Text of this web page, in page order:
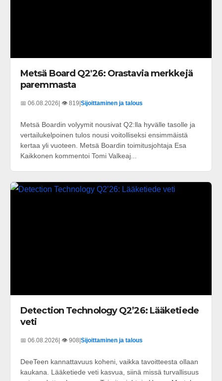
Metsä Board Q2'26: Orastavia merkkejä
paremmasta
📅 06.08.2026| 👁️ 819|Sijoittaminen ja talous
Metsä Boardin volyymit nousivat Q2:lla hyvälle tasolle ja
vertailukelpoinen tulos nousi voitolliseksi ensimmäistä
kertaa yli vuoteen. Metsä Boardin toimitusjohtaja Esa
Kaikkonen kommentoi Tomi Valkeaj...
Detection Technology Q2’26: Lääketiede
veti
📅 06.08.2026 | 👁️ 908 Sijoittaminen ja talous
DeeTeen kannattavuus koheni, vaikka tavoitteesta ollaan
kaukana. Lääketiede veti kasvua, siinä missä turvallisuus